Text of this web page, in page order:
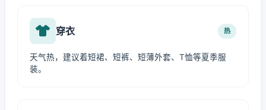
穿衣 热
天气热，建议着短裙、短裤、短薄外套、T恤等夏季服
装。